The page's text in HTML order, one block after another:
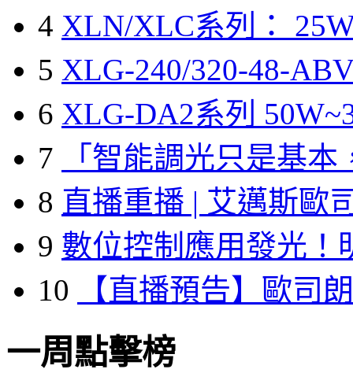
4 XLN/XLC系列：
5 XLG-240/320-48-
6 XLG-DA2系列
7
「智能調光只是基本
8 直播重播 | 艾邁斯歐
9 數位控制應用發光！
10
【直播預告】歐司
一周點擊榜